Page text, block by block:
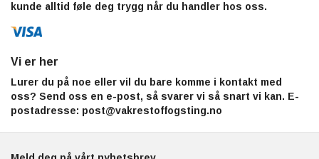
kunde alltid føle deg trygg når du handler hos oss.
Vi er her
Lurer du på noe eller vil du bare komme i kontakt med
oss? Send oss en e-post, så svarer vi så snart vi kan. E-
postadresse: post@vakrestoffogsting.no